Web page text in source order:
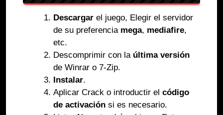
Descargar el juego, Elegir el servidor
de su preferencia mega, mediafire,
etc.
Descomprimir con la última versión
de Winrar o 7-Zip.
Instalar.
Aplicar Crack o introductir el código
de activación si es necesario.